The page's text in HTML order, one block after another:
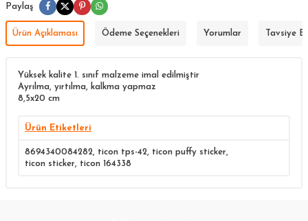
Paylaş
Ürün Açıklaması Ödeme Seçenekleri Yorumlar Tavsiye
​​​​​​​​​​​​​​​​​​​Yüksek kalite 1. sınıf malzeme imal edilmiştir
Ayrılma, yırtılma, kalkma yapmaz
8,5x20 cm
Ürün Etiketleri
8694340084282, ticon tps-42, ticon puffy sticker,
ticon sticker, ticon 164338